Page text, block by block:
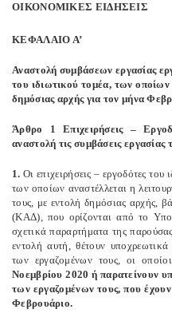
ΟΙΚΟΝΟΜΙΚΕΣ ΕΙΔΗΣΕΙΣ
ΚΕΦΑΛΑΙΟ Α’
Αναστολή συμβάσεων εργασίας
του ιδιωτικού τομέα, των οποίων
δημόσιας αρχής για τον μήνα
Άρθρο 1 Επιχειρήσεις –
αναστολή τις συμβάσεις
1. Οι επιχειρήσεις – εργοδότες
των οποίων αναστέλλεται η
τους, με εντολή δημόσιας αρχής,
(ΚΑΔ), που ορίζονται από το
σχετικά παραρτήματα της
εντολή αυτή, θέτουν
των εργαζομένων τους, οι
Νοεμβρίου 2020 ή παρατείνουν
των εργαζομένων τους, που
Φεβρουάριο.